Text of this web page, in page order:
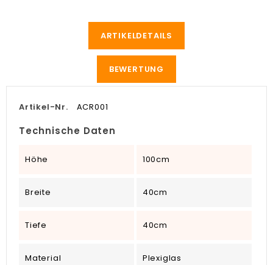
ARTIKELDETAILS
BEWERTUNG
Artikel-Nr. ACR001
Technische Daten
Höhe 100cm
Breite 40cm
Tiefe 40cm
Material Plexiglas